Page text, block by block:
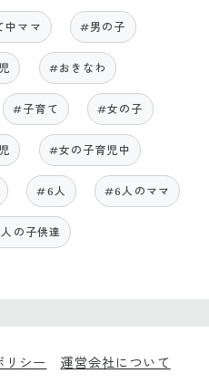
中ママ #男の子
#おきなわ
#子育て #女の子
#女の子育児中
#6人 #6人のママ
の子供達
リシー 運営会社について